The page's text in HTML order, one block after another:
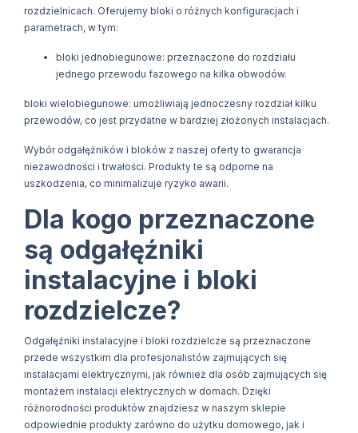
rozdzielnicach. Oferujemy bloki o różnych konfiguracjach i
parametrach, w tym:
bloki jednobiegunowe: przeznaczone do rozdziału
jednego przewodu fazowego na kilka obwodów.
bloki wielobiegunowe: umożliwiają jednoczesny rozdział kilku
przewodów, co jest przydatne w bardziej złożonych instalacjach.
Wybór odgałęźników i bloków z naszej oferty to gwarancja
niezawodności i trwałości. Produkty te są odporne na
uszkodzenia, co minimalizuje ryzyko awarii.
Dla kogo przeznaczone
są odgałęźniki
instalacyjne i bloki
rozdzielcze?
Odgałęźniki instalacyjne i bloki rozdzielcze są przeznaczone
przede wszystkim dla profesjonalistów zajmujących się
instalacjami elektrycznymi, jak również dla osób zajmujących się
montażem instalacji elektrycznych w domach. Dzięki
różnorodności produktów znajdziesz w naszym sklepie
odpowiednie produkty zarówno do użytku domowego, jak i